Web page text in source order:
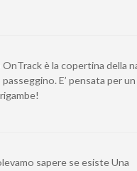
è la copertina della
E’ pensata per
sapere se esiste Una